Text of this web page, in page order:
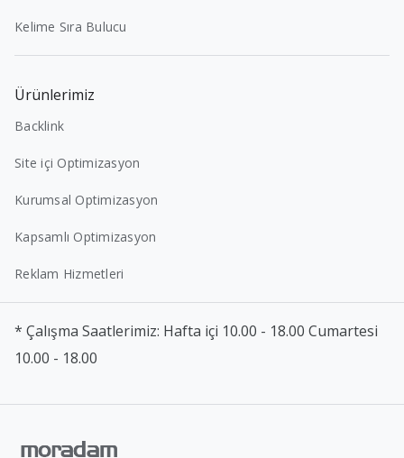
Kelime Sıra Bulucu
Ürünlerimiz
Backlink
Site içi Optimizasyon
Kurumsal Optimizasyon
Kapsamlı Optimizasyon
Reklam Hizmetleri
* Çalışma Saatlerimiz: Hafta içi 10.00 - 18.00 Cumartesi
10.00 - 18.00